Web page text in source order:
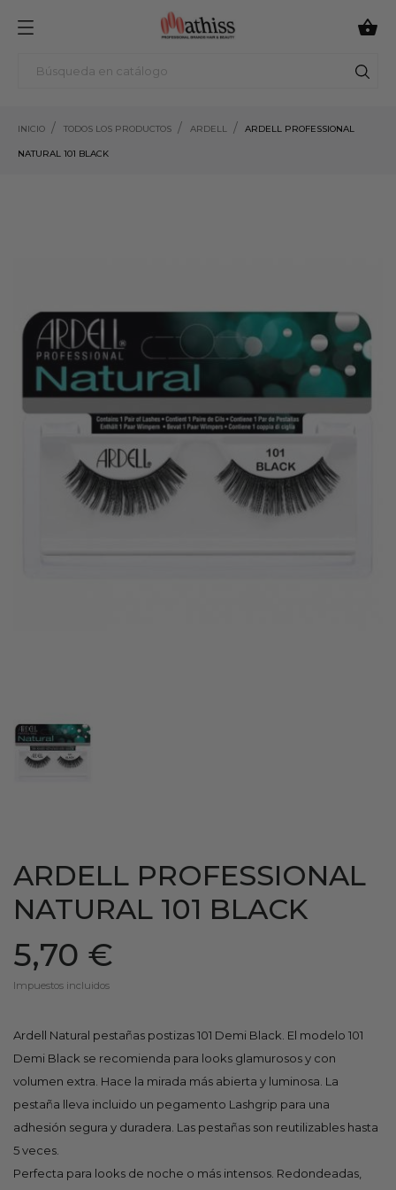

INICIO TODOS LOS PRODUCTOS ARDELL ARDELL PROFESSIONAL
NATURAL 101 BLACK
ARDELL PROFESSIONAL
NATURAL 101 BLACK
5,70 €
Impuestos incluidos
Ardell Natural pestañas postizas 101 Demi Black. El modelo 101
Demi Black se recomienda para looks glamurosos y con
volumen extra. Hace la mirada más abierta y luminosa. La
pestaña lleva incluido un pegamento Lashgrip para una
adhesión segura y duradera. Las pestañas son reutilizables hasta
5 veces.
Perfecta para looks de noche o más intensos. Redondeadas,